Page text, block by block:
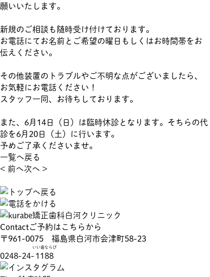
願いいたします。
新規のご相談も随時受け付けております。
お電話にてお名前とご希望の曜日もしくはお時間帯をお
伝えください。
その他装置のトラブルやご不明な点がございましたら、
お気軽にお電話ください！
スタッフ一同、お待ちしております。
また、6月14日（日）は臨時休診となります。そちらの代
診を6月20日（土）に行います。
予めご了承くださいませ。
一覧へ戻る
< 前へ次へ >
Contactご予約はこちらから
〒961-0075 福島県白河市会津町58-23
0248-24-1188
いい歯ならび